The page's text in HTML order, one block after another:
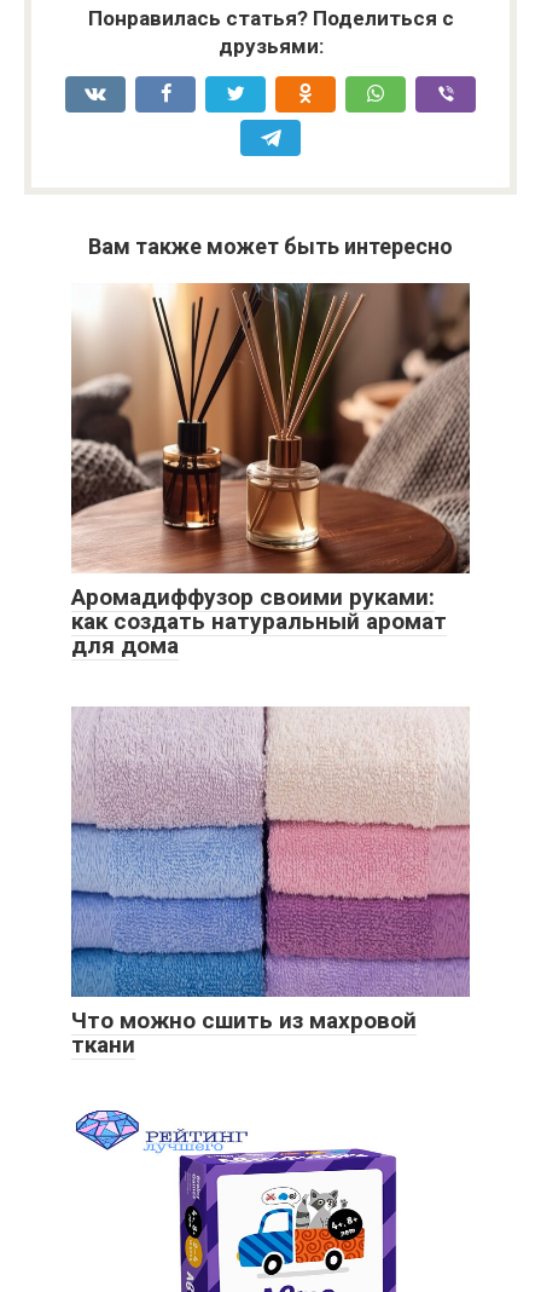
Понравилась статья? Поделиться с
друзьями:
Вам также может быть интересно
Аромадиффузор своими руками:
как создать натуральный аромат
для дома
Что можно сшить из махровой
ткани